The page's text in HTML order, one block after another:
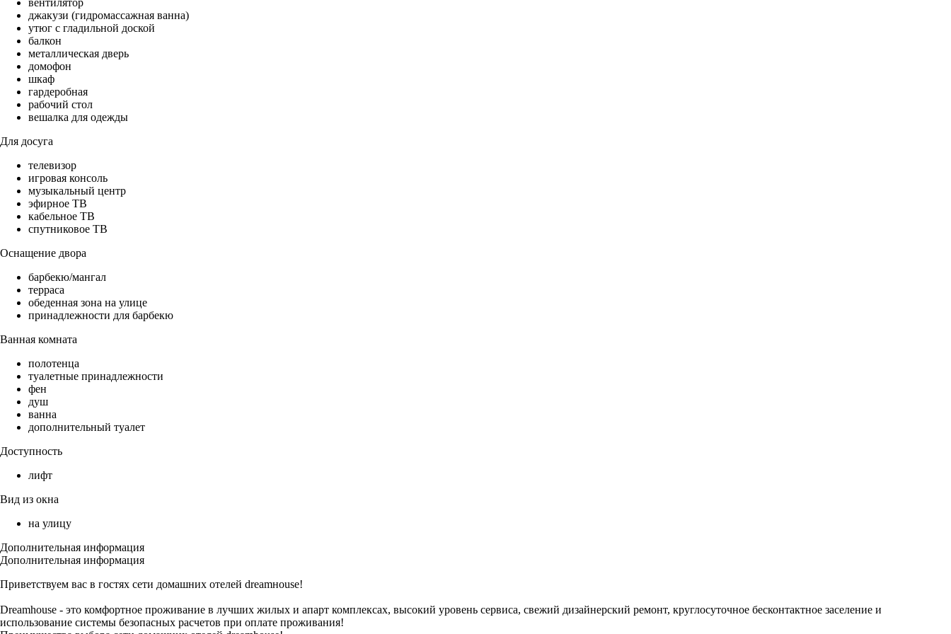
вентилятор
джакузи (гидромассажная ванна)
утюг с гладильной доской
балкон
металлическая дверь
домофон
шкаф
гардеробная
рабочий стол
вешалка для одежды
Для досуга
телевизор
игровая консоль
музыкальный центр
эфирное ТВ
кабельное ТВ
спутниковое ТВ
Оснащение двора
барбекю/мангал
терраса
обеденная зона на улице
принадлежности для барбекю
Ванная комната
полотенца
туалетные принадлежности
фен
душ
ванна
дополнительный туалет
Доступность
лифт
Вид из окна
на улицу
Дополнительная информация
Дополнительная информация
Приветствуем вас в гостях сети домашних отелей dreаmноuse!
Dreamhоuse - это комфортное проживание в лучших жилых и апарт комплексах, высокий уровень сервиса, свежий дизайнерский ремонт, круглосуточное бесконтактное заселение и
использование системы безопасных расчетов при оплате проживания!